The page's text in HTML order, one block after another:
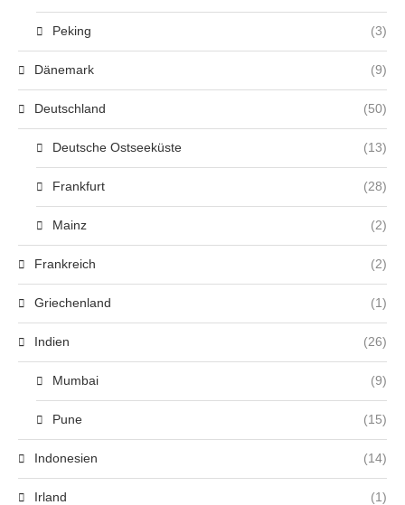
Peking (3)
Dänemark (9)
Deutschland (50)
Deutsche Ostseeküste (13)
Frankfurt (28)
Mainz (2)
Frankreich (2)
Griechenland (1)
Indien (26)
Mumbai (9)
Pune (15)
Indonesien (14)
Irland (1)